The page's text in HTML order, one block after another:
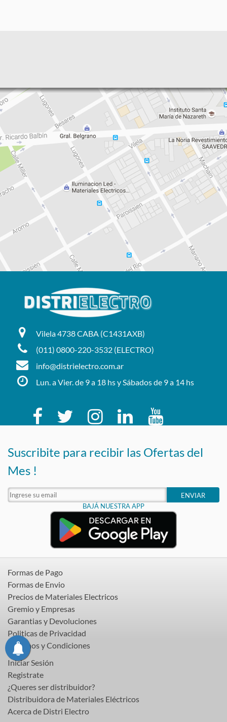
Vilela 4738 CABA (C1431AXB)
(011) 0800-220-3532 (ELECTRO)
info@distrielectro.com.ar
Lun. a Vier. de 9 a 18 hs y Sábados de 9 a 14 hs
Suscribite para recibir las Ofertas del
Mes !
ENVIAR
BAJÁ NUESTRA APP
Formas de Pago
Formas de Envio
Precios de Materiales Electricos
Gremio y Empresas
Garantias y Devoluciones
Politicas de Privacidad
Terminos y Condiciones
Iniciar Sesión
Registrate
¿Queres ser distribuidor?
Distribuidora de Materiales Eléctricos
Acerca de Distri Electro